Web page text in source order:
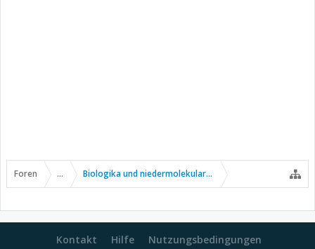
Foren ... Biologika und niedermolekulare Wirkstoffe
Kontakt Hilfe Nutzungsbedingungen